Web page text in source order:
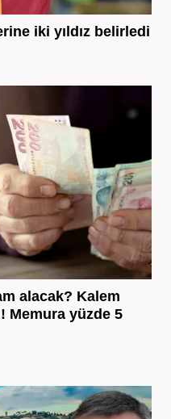
iki yıldız belirledi
alacak? Kalem
Memura yüzde 5